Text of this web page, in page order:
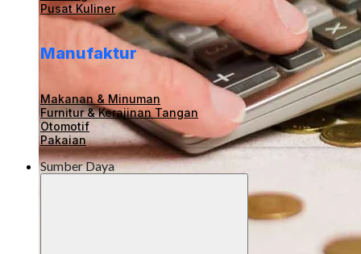
Pusat Kuliner
Manufaktur
Makanan & Minuman
Furnitur & Kerajinan Tangan
Otomotif
Pakaian
Sumber Daya